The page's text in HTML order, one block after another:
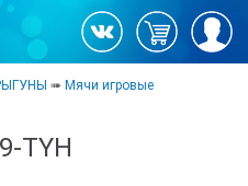
➠Мячи игровые
TYH